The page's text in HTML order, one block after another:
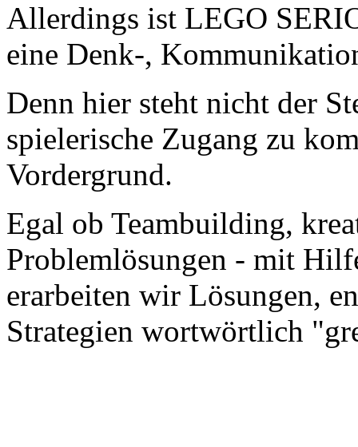
Allerdings ist LEGO
eine Denk-,
Denn hier steht nicht der
spielerische Zugang zu
Vordergrund.
Egal ob Teambuilding,
Problemlösungen - mit
erarbeiten wir Lösungen,
Strategien wortwörtlich